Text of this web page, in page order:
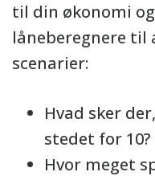
til din økonomi
låneberegnere til
scenarier:
Hvad sker
stedet for 10?
Hvor meget